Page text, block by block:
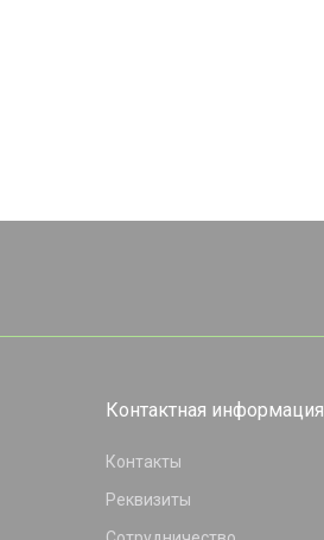
Контактная информация
Контакты
Реквизиты